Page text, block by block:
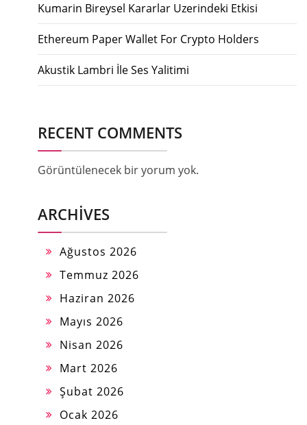
Kumarin Bireysel Kararlar Uzerindeki Etkisi
Ethereum Paper Wallet For Crypto Holders
Akustik Lambri İle Ses Yalitimi
RECENT COMMENTS
Görüntülenecek bir yorum yok.
ARCHIVES
Ağustos 2026
Temmuz 2026
Haziran 2026
Mayıs 2026
Nisan 2026
Mart 2026
Şubat 2026
Ocak 2026